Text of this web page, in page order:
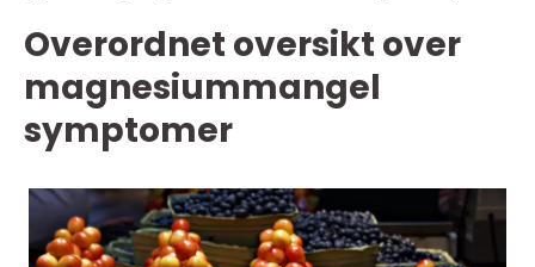
Overordnet oversikt over
magnesiummangel
symptomer